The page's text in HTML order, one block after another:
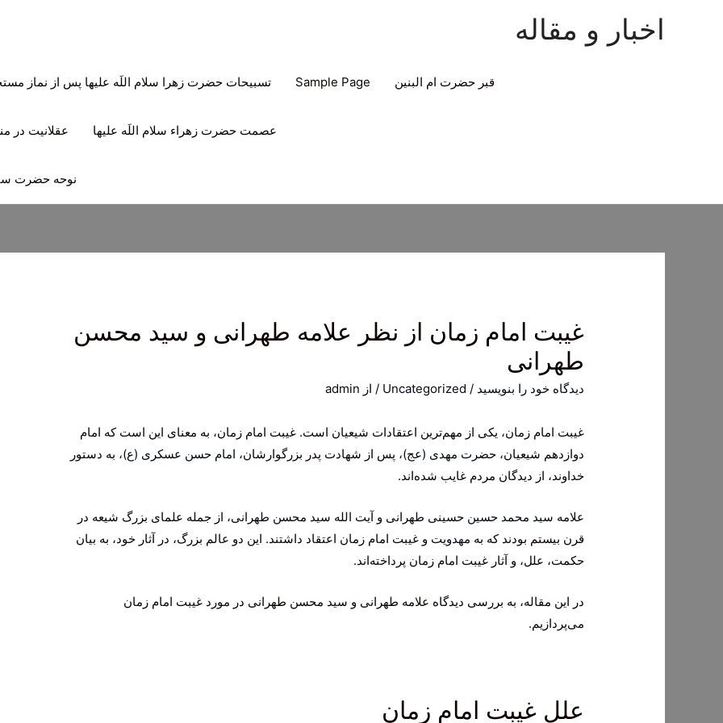
اخبار و مقاله
قبر حضرت ام البنین Sample Page تسبیحات حضرت زهرا سلام اللَه علیها پس از نماز
عصمت حضرت زهراء سلام اللَه علیها عقلانیت در
نوحه حضرت
غیبت امام زمان از نظر علامه طهرانی و سید محسن
طهرانی
دیدگاه‌ خود را بنویسید /
Uncategorized / از admin
غیبت امام زمان، یکی از مهم‌ترین اعتقادات شیعیان است. غیبت امام زمان، به معنای این است که امام
دوازدهم شیعیان،حضرت مهدی (عج)، پس از شهادت پدر بزرگوارشان، امام حسن عسکری (ع)، به دستور
خداوند، از دیدگان مردم غایب شده‌اند.
علامه سید محمد حسین حسینی طهرانی وآیت الله سید محسن طهرانی، از جمله علمای بزرگ شیعه در
قرن بیستم بودند که به مهدویت و غیبت امام زمان اعتقاد داشتند. این دو عالم بزرگ، در آثار خود، به بیان
حکمت، علل، و آثار غیبت امام زمان پرداخته‌اند.
در این مقاله، به بررسی دیدگاه علامه طهرانی و سید محسن طهرانی در مورد غیبت امام زمان
می‌پردازیم.
علل غیبت امام زمان